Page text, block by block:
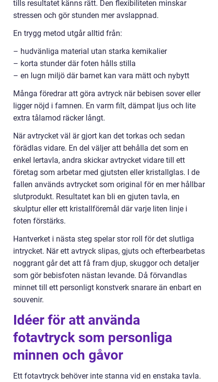
tills resultatet känns rätt. Den flexibiliteten minskar
stressen och gör stunden mer avslappnad.
En trygg metod utgår alltid från:
– hudvänliga material utan starka kemikalier
– korta stunder där foten hålls stilla
– en lugn miljö där barnet kan vara mätt och nybytt
Många föredrar att göra avtryck när bebisen sover eller
ligger nöjd i famnen. En varm filt, dämpat ljus och lite
extra tålamod räcker långt.
När avtrycket väl är gjort kan det torkas och sedan
förädlas vidare. En del väljer att behålla det som en
enkel lertavla, andra skickar avtrycket vidare till ett
företag som arbetar med gjutsten eller kristallglas. I de
fallen används avtrycket som original för en mer hållbar
slutprodukt. Resultatet kan bli en gjuten tavla, en
skulptur eller ett kristallföremål där varje liten linje i
foten förstärks.
Hantverket i nästa steg spelar stor roll för det slutliga
intrycket. När ett avtryck slipas, gjuts och efterbearbetas
noggrant går det att få fram djup, skuggor och detaljer
som gör bebisfoten nästan levande. Då förvandlas
minnet till ett personligt konstverk snarare än enbart en
souvenir.
Idéer för att använda
fotavtryck som personliga
minnen och gåvor
Ett fotavtryck behöver inte stanna vid en enstaka tavla.